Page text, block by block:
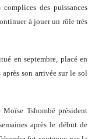
des puissances
à jouer un rôle très
en septembre, placé en
son arrivée sur le sol
Tshombé président
après le début de